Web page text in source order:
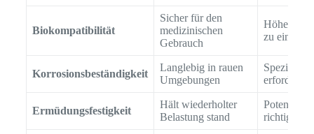
Biokompatibilität
Sicher für den
medizinischen
Gebrauch
Höhere
zu einigen
Korrosionsbeständigkeit
Langlebig in rauen
Umgebungen
erforderlich
Ermüdungsfestigkeit
Hält wiederholter
Belastung stand
Potentiell
richtig